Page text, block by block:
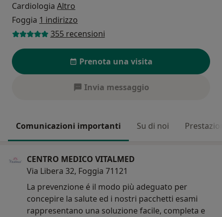
Cardiologia Altro
Foggia 1 indirizzo
355 recensioni
Prenota una visita
Invia messaggio
Comunicazioni importanti Su di noi
CENTRO MEDICO VITALMED
Via Libera 32, Foggia 71121
La prevenzione é il modo più adeguato per
concepire la salute ed i nostri pacchetti esami
rappresentano una soluzione facile, completa e